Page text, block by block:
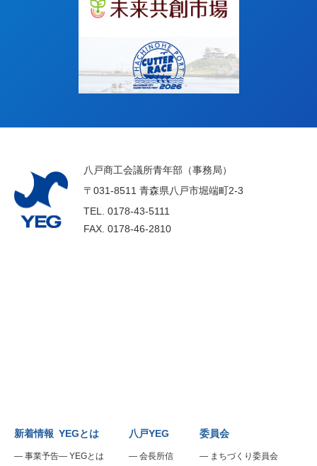
八戸商工会議所青年部（事務局）
〒031-8511 青森県八戸市堀端町2-3
TEL. 0178-43-5111
FAX. 0178-46-2810
新着情報
事業予告
YEGとは
YEGとは
八戸YEG
会長所信
委員会
まちづくり委員会